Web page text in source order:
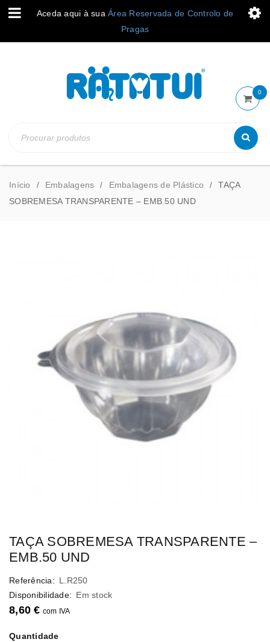
Aceda aqui à sua Área Reservada de Controlo de
Pragas
0
Início / Embalagens / Embalagens de Plástico /
TAÇA
SOBREMESA TRANSPARENTE – EMB.50 UND
TAÇA SOBREMESA TRANSPARENTE –
EMB.50 UND
Referência: L.R250
Disponibilidade: Em stock
8,60€ com IVA
Quantidade